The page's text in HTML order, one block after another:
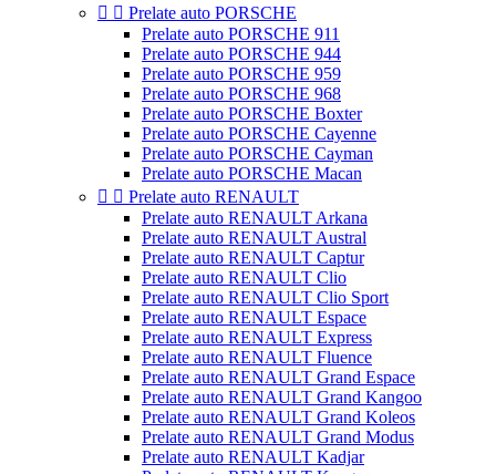
  Prelate auto PORSCHE
Prelate auto PORSCHE 911
Prelate auto PORSCHE 944
Prelate auto PORSCHE 959
Prelate auto PORSCHE 968
Prelate auto PORSCHE Boxter
Prelate auto PORSCHE Cayenne
Prelate auto PORSCHE Cayman
Prelate auto PORSCHE Macan
  Prelate auto RENAULT
Prelate auto RENAULT Arkana
Prelate auto RENAULT Austral
Prelate auto RENAULT Captur
Prelate auto RENAULT Clio
Prelate auto RENAULT Clio Sport
Prelate auto RENAULT Espace
Prelate auto RENAULT Express
Prelate auto RENAULT Fluence
Prelate auto RENAULT Grand Espace
Prelate auto RENAULT Grand Kangoo
Prelate auto RENAULT Grand Koleos
Prelate auto RENAULT Grand Modus
Prelate auto RENAULT Kadjar